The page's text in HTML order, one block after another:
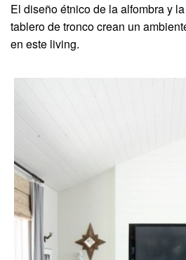
El diseño étnico de la alfombra y
tablero de tronco crean un
en este living.